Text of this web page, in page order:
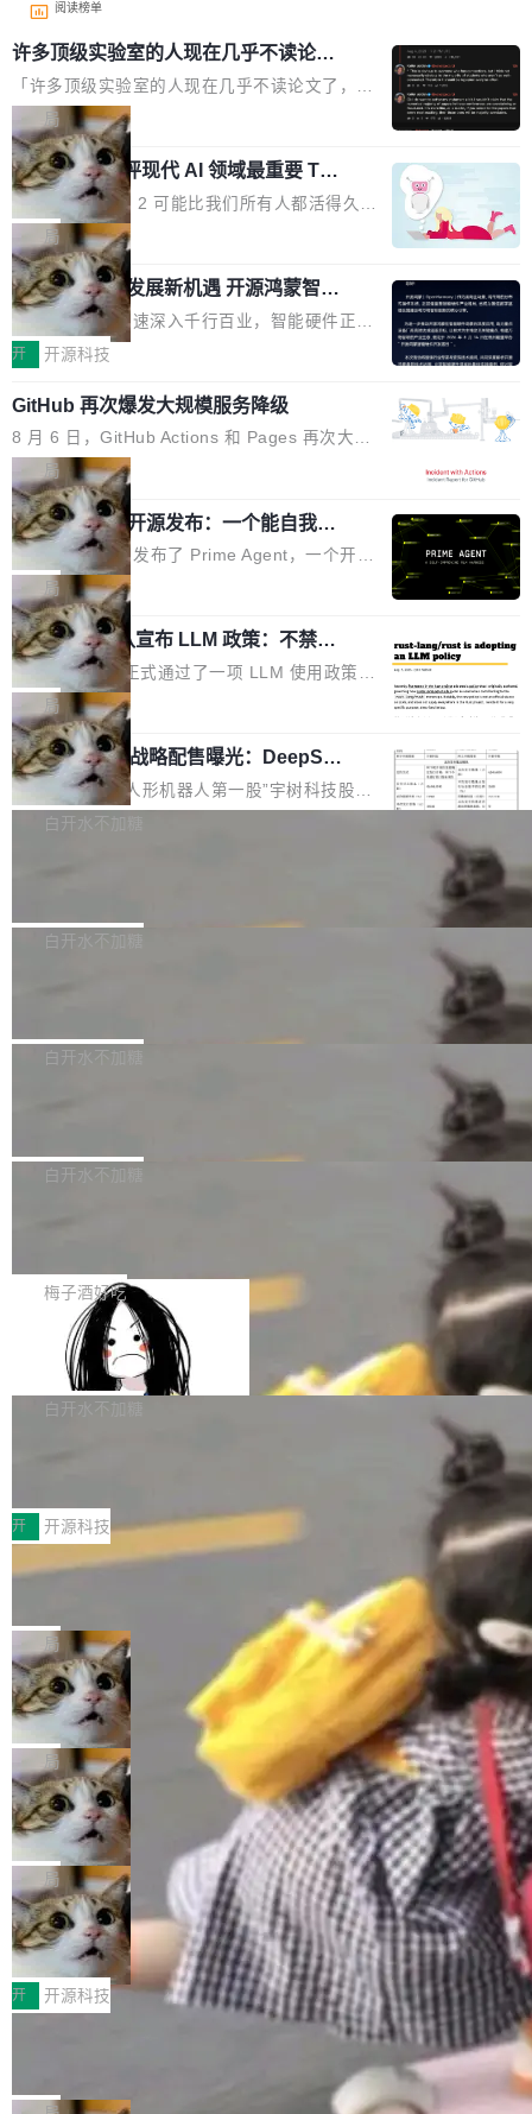
阅读榜单
许多顶级实验室的人现在几乎不读论文
了
「许多顶级实验室的人现在几乎不读论文了，而
且他们认为 ICLR/ICML/NeurIPS 充斥着大量过
度宣传和欺诈。」 OpenAI 研究员 Keller Jorda
n 这条推文引发了广泛讨论。他不是在说风凉
话，他是说出了一个圈内人尽皆知但很少公开捅
破的事实。 Jordan 随后补充了一句软化声明：
「我不认为这些会议上大部分论文都在过度宣传
或造假。问题是，作为读者，如果你筛选出那些
看起来最令人兴奋的论文，那它们大部分都是过
度宣传的。」 这才是真正的痛点。不是所有论文
都有问题，是最吸引眼球的那批论文最有问题。
他引用的帖子来自 Mathew Shen，一位 ICLR 2
026 的读者：「看了篇 ...
局
xAI 前工程师评现代 AI 领域最重要 Top
3 开源项目
Flash Attention 2 可能比我们所有人都活得久。
这句话不是来自某个技术博客，而是出自 Hieu
Pham 的一条推文。Hieu Pham 是谁？他是 xAI
的早期工程师之一，在 Grok 训练基础设施团队
工作过。近日他在 X 上发了一条帖子，列出了他
认为现代 AI 领域最重要的三个开源项目。 第一
个名字毫无悬念：Flash Attention 2。 Hieu 的
理由很具体。FA 系列不需要解释，但 FA2 是他
认为最重要的一个——复杂度恰到好处，刚好能
驱动你去学 CuTe，但还没被那些"邪恶的" Hopp
er++ 优化所淹没，足够容易修改和适配。 更关
键的是 FA2 的持久性...
局
共商智能硬件发展新机遇 开源鸿蒙智能
硬件开发者日杭州站即将举行
随着万物智联加速深入千行百业，智能硬件正从
单点设备迈向智能化、网联化、协同化发展。作
鸿蒙通过统一技术底座和分布式能力，为不同类
型智能设备的开发、连接与互联提供关键支撑，
也为产业链企业探索产品创新与商业增长打开新
的空间。 8月14日，开源鸿蒙智能硬件开发者日
（OHDD：OpenHarmony Hardware Develope
r Day）将在杭州启航。活动面向智能硬件产业
链企业和开发者，邀请行业专家与资深技术顾
问，围绕开源鸿蒙技术能力、设备适配、芯片适
配、功耗与稳定性调优、兼容性测评及统一互联
等内容展开系统讲解和实战交流，帮助企业进一
步了解开源鸿蒙在智能...
开 开源科技
GitHub 再次爆发大规模服务降级
8 月 6 日，GitHub Actions 和 Pages 再次大规
模服务降级，Actions 完全不可用超过 5 小时，
webhook 停发，连自托管 runner 也因调度层故
障无法工作。Pages、Copilot code review、C
opilot coding agent 全部受影响。从检测到完全
恢复，大约 12 小时。 这是 2026 年 8 月的第六
起事故，其中四起与 AI/Copilot 服务相关。 Git
Hub 员工 kdaigle 在 HN 讨论中贴出了一组数
据：2025 年全年 10 亿次 commit。现在，每周
2.75 亿次，全年预计 140 亿次。GitHub...
局
Prime Agent 开源发布：一个能自我改
进的编程 Agent，ARC-AGI 3 超越人类
专家基线
Prime Intellect 发布了 Prime Agent，一个开源
的编程 Agent Harness，核心设计围绕两个抽
象：Recursive Language Model（RLM）和 C
ontinual Harness。在 ARC-AGI 3 基准测试
上，Prime Agent + Opus 5 的组合达到了 95.
5% RHAE Best@1，超过了 ARC 报告的人类专
家基线 95.4%。 不是又一个 coding agent 包装
器 Prime Agent 的架构和市面上大多数 coding
agent 有本质区别。大多数 agent harness 的设
计是基于早期模型的能力—...
局
Rust 项目团队宣布 LLM 政策：不禁
止，但你要承认哪些代码不是你写的
Rust 语言项目正式通过了一项 LLM 使用政策，
覆盖 rust-lang/rust 单一仓库的代码贡献。这不
是项目级别的官方立场，目前由五个团队采纳，
但它可能是主流开源项目中关于 AI 辅助贡献最
细致的一份规则。 政策的核心只有一句话：LLM
可以用来分析、提炼、审阅、建议，但不能用来
不得生成涉及安全性的关键变更，除非作者本身
局
宇树科技 IPO 战略配售曝光：DeepSe
ek 获配 93.3 万股，锁定 36 个月
8月6日晚间，“人形机器人第一股”宇树科技股份
有限公司披露IPO发行价格及战略配售结果，杭
36个月。 公告显示，本次宇树科技战略配售对
员工参与设立的专项资产管理计划。其中，Dee
获配9...
白开水不加糖
Bug fixes and enhancements 修复多次传递同
一个回归问题，该问题导致拉取镜像时会拒绝包
题，该问题可能导致在旧版 Linux 内核...
白开水不加糖
e 孵化器项目管理委员会（IPMC）投票中获得
P）！这一里程碑不仅标志着 Fluss 迈入新的发
白开水不加糖
长期停止内容更新，未能实现其作为“AI版维基百
提交的编辑请求也长期处于待处理状态。 Groki
pedia 于去年底上线，定位为由人工智能生成内
容的百科平台，被马斯克视为传统众包百科网站
维基百科的替代方案。Lawfare 调查发现，无论
热门页面还是低关注度页面，均未出现近期更
白开水不加糖
是这样的：配 MessageSource 的 Bean、写 R
eloadableResourceBundleMessageSource、
声明 LocaleResolver、注册 LocaleChangeInt
erceptor…五六步之后才能看到第一行翻译文
本。 Solon 换了个方式。整个 i18n 模块围绕三
梅子酒好吃
Apache Doris 4.1 全面增强 Iceberg：
支持 UPDATE、MERGE INTO 与 Iceb
erg V3
Apache Doris 4.1 要补齐的，正是缺失的那一
半。在已有查询能力的基础上，Doris 进一步支
常维护操作，并完整支持 Iceberg V3 格式。
白开水不加糖
村国家自主创新示范区会议中心开幕。本届大会
由中关村智联软件服务业质量创新联盟主办，以
“智构可信·质创未来——AI原生时代的质量新范
式”为主题，直面AI从实验室走向规模化产业落地
的核心质量命题。会上，《2026智能研发生产力
工具选型手册》发布，Testin云测的Testin XAge
nt智能测试系统入选AI测试领域代表产品。对CI
O而言，这提示了一个转变：AI测试正在从效率
工具升级为企业的质量基础设施。 CIO面对的新
现实 过去两年，CIO们的焦虑清单上多了两项：
一是如何让大模型和智能体应用安全地从PoC走
向生产，二是如何让测试团队跟得上AI应用...
开 开源科技
让非法状态不可表示：一篇关于 ADT
有一种东西，一旦用过就回不去了。Alex Fedos
eev 管它叫"软件设计的基石"。 他说的东西不新
鲜——代数数据类型（ADT），尤其是和类型
（sum type）。但他说清楚了一件事：这不是类
型系统的学术体操，是日常编码的思维方式。 文
章从一个简单的例子切入。一个网站的深色主题
设置，如果用布尔值 + 可空字段来表示——bool
ean 表示是否可切换，nullable 的默认模式、浅
色方案、深色方案——会产生大量无意义的组
合。方案缺了、配置冲突了、全 null 了。要知道
哪些组合有效，作者说，你得靠"文档、校验、或
者部落知识"。 换个写法。Rust 的 enum，两个
变体：Switchable...
局
Cloudflare 开源内部企业 AI 平台 Clou
dflare OS
Cloudflare 发布了一个开源项目 Cloudflare O
S。如果你只看官方博客，你会觉得这是又一
个"AI 知识库 + 聊天机器人"——每个大厂都在
做，没什么新鲜的。 但 Kenton Varda 在 Twitte
r 上把事情说清楚了： 今天我们发布了 Cloudfla
re OS，一个带连接器的聊天机器人，跟其他所
有科技公司做的一样。只不过，实际上它不一
样。这是 Sandstorm.io 的重制版，我十年前的
那个创业公司。不同的是，这次它构建在 Cloudf
lare Workers 上——我花了九年时间搭建的平台
——并且深度集成了 AI。这基本上是我十年秘密
局
Deno 团队开源 Celld，可自托管的分
布式 Durable Objects
Ryan Dahl 领导的 Deno 团队推出了最新开源项
目 Celld，一个能在自己机器上运行 Cloudflare
Workers 和 Durable Objects 的守护进程。 设
计思路很直接：每个对象是一个独立的 SQLite
数据库，按名称寻址，复制到你自己的 S3 兼容
存储库里。节点之间只通过这个存储库协调——
没有控制平面，没有共识协议。每个对象自带一
个小型数据库，应用天然按分片构建，单个数据
库的竞争和爆炸半径问题在设计层面就被消除
了。 闲置的 cell 会休眠到几乎不占资源。当 cel
局
鲁大师7月新机性能/流畅/AI榜：vivo夺
性能、流畅双第一，三星Galaxy Z系列
新折叠缺席
2026年7月的手机市场，由于存储等硬件成本暴
增，手机厂商的日子也不好过啊，新机速度明显
放缓，因此硝烟味淡了许多。新机参数规格除开
Fold8 / Z Flip8）外，其余要么是中低端机器，
例如iQOO Z11i、REDMI Note 17、REDMI No
开 开源科技
Zed 编辑器团队发布了新项目——DeltaDB，一
个在 git commit 之间记录每一次编辑操作的版